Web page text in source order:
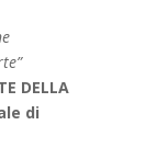
DELLA
di